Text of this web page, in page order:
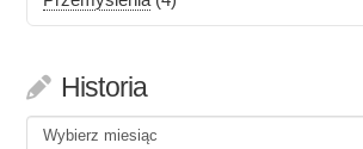
Historia
Historia